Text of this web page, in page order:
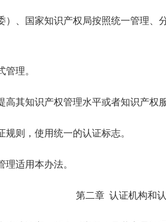
、国家知识产权局按照统一管理
理。
其知识产权管理水平或者知识产权
则，使用统一的认证标志。
适用本办法。
第二章 认证机构和